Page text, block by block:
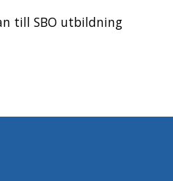
till SBO utbildning